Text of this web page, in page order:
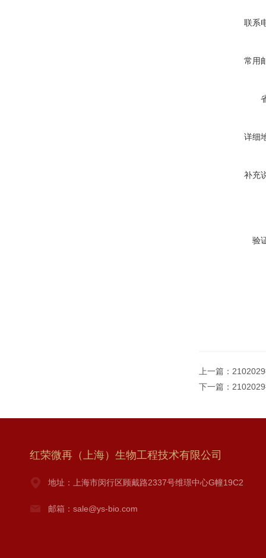
联系
常用
详细
补充
验
上一篇：
下一篇：
红荣微再（上海）生物工程技术有限公司
地址：上海市闵行区顾戴路2337号维璟中心G幢19C2
邮箱：sale@ys-bio.com